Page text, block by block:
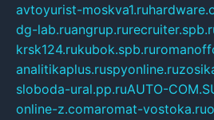
avtoyurist-moskva1.ru
dg-lab.ruangrup.ru
krsk124.rukubok.spb.ru
analitikaplus.ruspyonline.ru
sloboda-ural.pp.ruAUTO-
online-z.comaromat-vostoka.ru